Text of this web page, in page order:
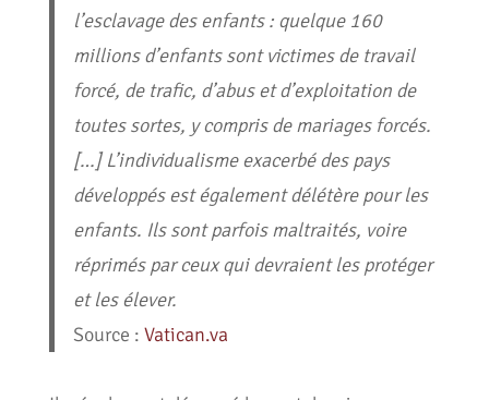
l’esclavage des enfants : quelque 160
millions d’enfants sont victimes de travail
forcé, de trafic, d’abus et d’exploitation de
toutes sortes, y compris de mariages forcés.
[…] L’individualisme exacerbé des pays
développés est également délétère pour les
enfants. Ils sont parfois maltraités, voire
réprimés par ceux qui devraient les protéger
et les élever.
Source :Vatican.va